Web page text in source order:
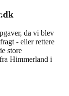
da vi blev
- eller rettere
store
Himmerland i